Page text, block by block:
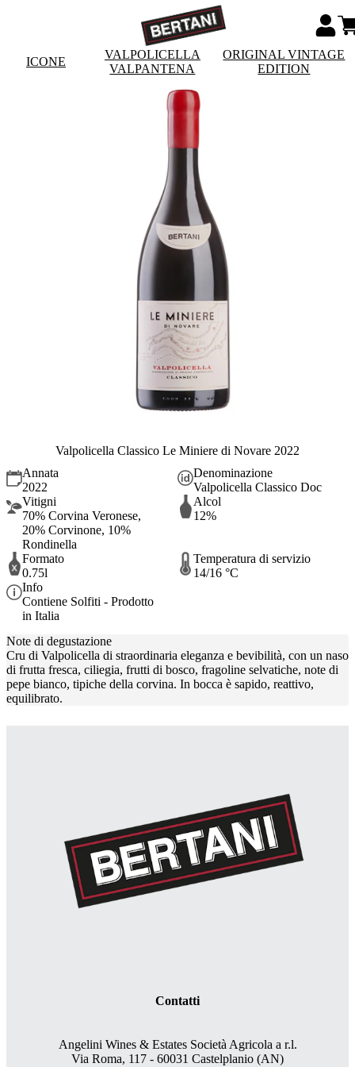
ICONE
VALPOLICELLA
VALPANTENA
ORIGINAL VINTAGE
EDITION
Valpolicella Classico Le Miniere di Novare 2022
Annata
2022
Denominazione
Valpolicella Classico Doc
Vitigni
70% Corvina Veronese,
20% Corvinone, 10%
Rondinella
Alcol
12%
Formato
0.75l
Temperatura di servizio
14/16 °C
Info
Contiene Solfiti - Prodotto
in Italia
Note di degustazione
Cru di Valpolicella di straordinaria eleganza e bevibilità, con un naso
di frutta fresca, ciliegia, frutti di bosco, fragoline selvatiche, note di
pepe bianco, tipiche della corvina. In bocca è sapido, reattivo,
equilibrato.
Contatti
Angelini Wines & Estates Società Agricola a r.l.
Via Roma, 117 - 60031 Castelplanio (AN)